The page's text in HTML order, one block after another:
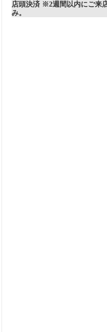
店頭決済 ※2週間以内にご来
み。